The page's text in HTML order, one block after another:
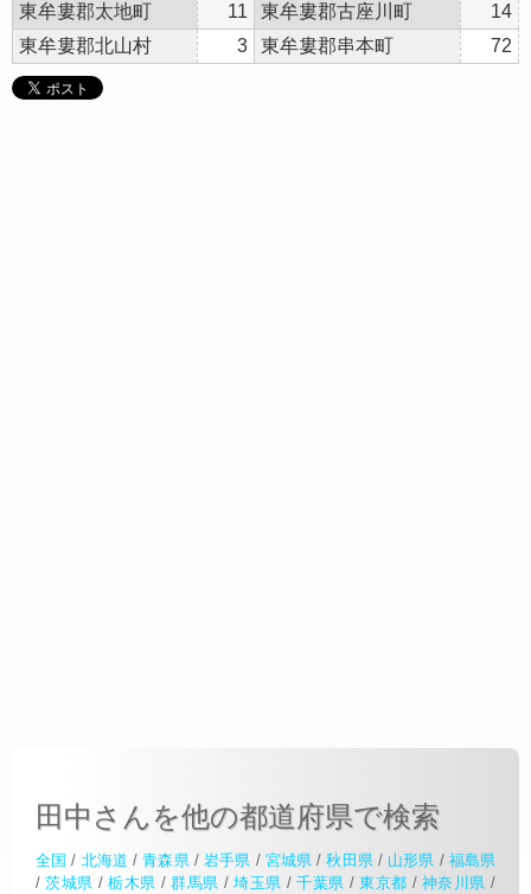
東牟婁郡太地町 11 東牟婁郡古座川町
14
東牟婁郡北山村
3 東牟婁郡串本町 72
田中さんを他の都道府県で検索
全国 / 北海道 /青森県/ 岩手県 / 宮城県 /秋田県/ 山形県 / 福島県
/茨城県 /栃木県 /群馬県 /埼玉県 /千葉県 /東京都 /神奈川県 /